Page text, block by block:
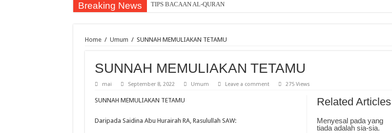
Breaking News TIPS BACAAN AL-QURAN
Home / Umum / SUNNAH MEMULIAKAN TETAMU
SUNNAH MEMULIAKAN TETAMU
mai September 8, 2022 Umum Leave a comment 275 Views
Related Articles
Menyesal pada yang
tiada adalah sia-sia.
SUNNAH MEMULIAKAN TETAMU
Daripada Saidina Abu Hurairah RA, Rasulullah SAW: